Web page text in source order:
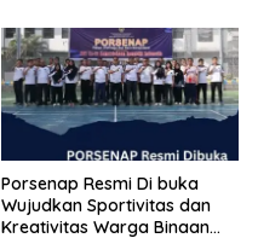
Porsenap Resmi Di buka
Wujudkan Sportivitas dan
Kreativitas Warga Binaan